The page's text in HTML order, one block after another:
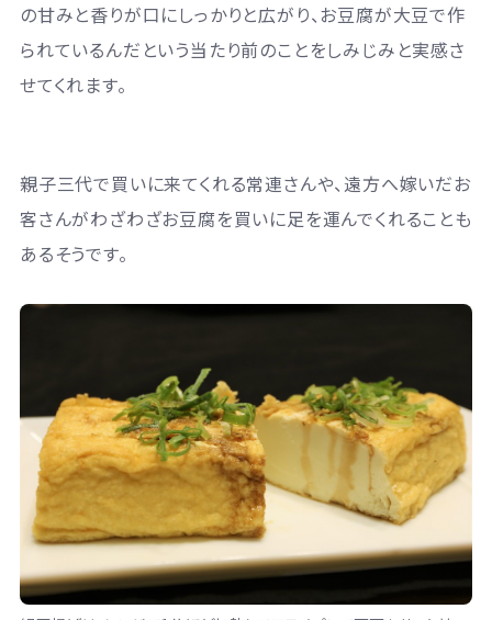
の甘みと香りが口にしっかりと広がり、お豆腐が大豆で作
られているんだという当たり前のことをしみじみと実感さ
せてくれます。
親子三代で買いに来てくれる常連さんや、遠方へ嫁いだお
客さんがわざわざお豆腐を買いに足を運んでくれることも
あるそうです。